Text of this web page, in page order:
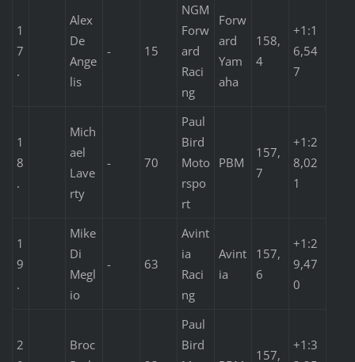
1
7
.
Alex
De
Ange
lis
- 15
NGM
Forw
ard
Raci
ng
Forw
ard
Yam
aha
158,
4
+1:1
6,54
7
1
8
.
Mich
ael
Lave
rty
- 70
Paul
Bird
Moto
rspo
rt
PBM
157,
7
+1:2
8,02
1
1
9
.
Mike
Di
Megl
io
- 63
Avint
ia
Raci
ng
Avint
ia
157,
6
+1:2
9,47
0
2
Broc
Paul
Bird
157,
+1:3